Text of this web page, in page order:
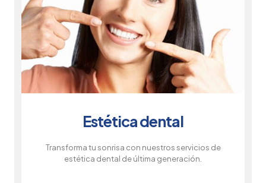
Estética dental
Transforma tu sonrisa con nuestros servicios de
estética dental de última generación.